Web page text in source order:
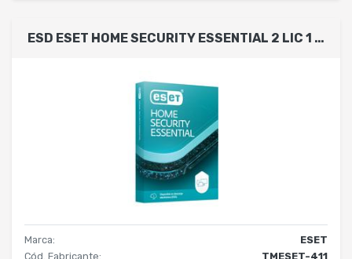
ESD ESET HOME SECURITY ESSENTIAL 2 LIC 1 AñO (DESCARGA DIGITAL)
Marca:
ESET
Cód. Fabricante:
TMESET-411